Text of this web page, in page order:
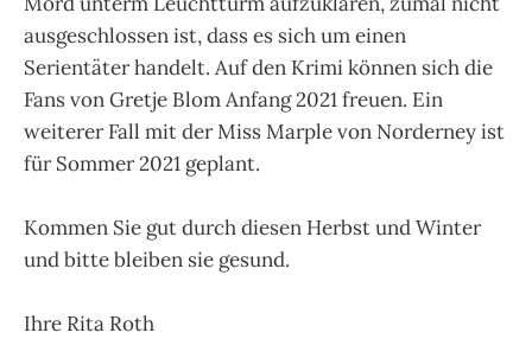
ausgeschlossen ist, dass es sich um einen
Serientäter handelt. Auf den Krimi können sich die
Fans von Gretje Blom Anfang 2021 freuen. Ein
weiterer Fall mit der Miss Marple von Norderney ist
für Sommer 2021 geplant.
Kommen Sie gut durch diesen Herbst und Winter
und bitte bleiben sie gesund.
Ihre Rita Roth